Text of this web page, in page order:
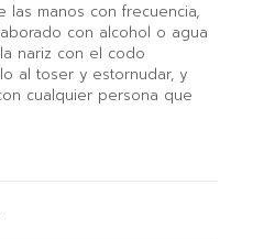
las manos con frecuencia,
con alcohol o agua
nariz con el codo
al toser y estornudar, y
cualquier persona que